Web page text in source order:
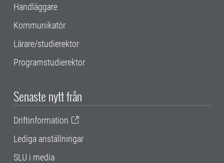
Handläggare
Kommunikatör
Lärare/studierektor
Programstudierektor
Senaste nytt från
Driftinformation
Lediga anställningar
SLU i media